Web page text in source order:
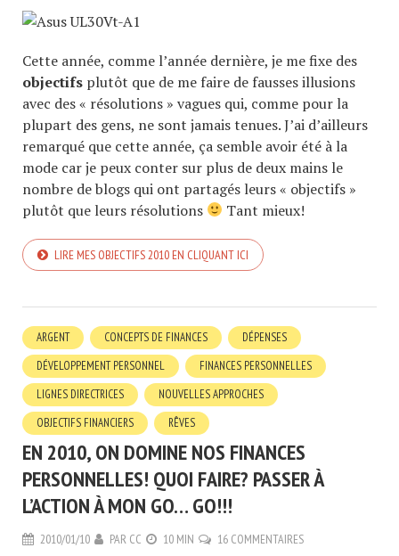
Cette année, comme l’année dernière, je me fixe des
objectifs plutôt que de me faire de fausses illusions
avec des « résolutions » vagues qui, comme pour la
plupart des gens, ne sont jamais tenues. J’ai d’ailleurs
remarqué que cette année, ça semble avoir été à la
mode car je peux conter sur plus de deux mains le
nombre de blogs qui ont partagés leurs « objectifs »
plutôt que leurs résolutions
Tant mieux!
LIRE MES OBJECTIFS 2010 EN CLIQUANT ICI
ARGENT CONCEPTS DE FINANCES
DÉPENSES
DÉVELOPPEMENT PERSONNEL
FINANCES PERSONNELLES
LIGNES DIRECTRICES
NOUVELLES APPROCHES
OBJECTIFS FINANCIERS
RÊVES
EN 2010, ON DOMINE NOS FINANCES
PERSONNELLES! QUOI FAIRE? PASSER À
L’ACTION À MON GO… GO!!!
2010/01/10 PAR CC 10 MIN 16 COMMENTAIRES